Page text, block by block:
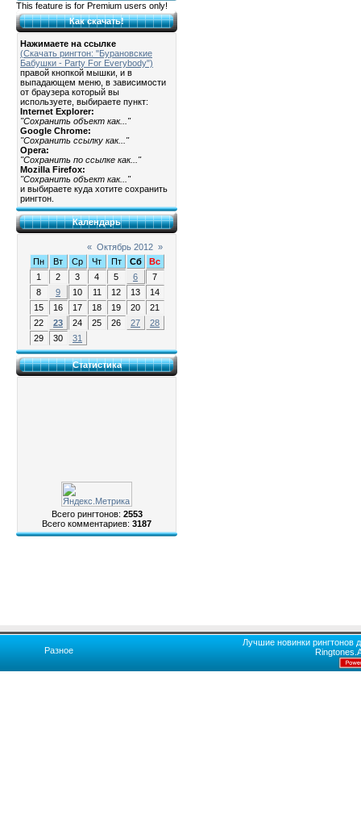
This feature is for Premium users only!
Как скачать!
Нажимаете на ссылке
(Скачать рингтон: "Бурановские
Бабушки - Party For Everybody")
правой кнопкой мышки, и в
выпадающем меню, в зависимости
от браузера который вы
используете, выбираете пункт:
Internet Explorer:
"Сохранить объект как..."
Google Chrome:
"Сохранить ссылку как..."
Opera:
"Сохранить по ссылке как..."
Mozilla Firefox:
"Сохранить объект как..."
и выбираете куда хотите сохранить
рингтон.
Календарь
« Октябрь 2012 »
Пн
Вт Ср Чт Пт Сб
Вс
1
2 3 4 5 6
7
8
9 10 11 12 13
14
15
16 17 18 19 20
21
22
23 24 25 26 27
28
29
30 31
Статистика
Всего рингтонов: 2553
Всего комментариев: 3187
Разное
Лучшие новинки рингтонов